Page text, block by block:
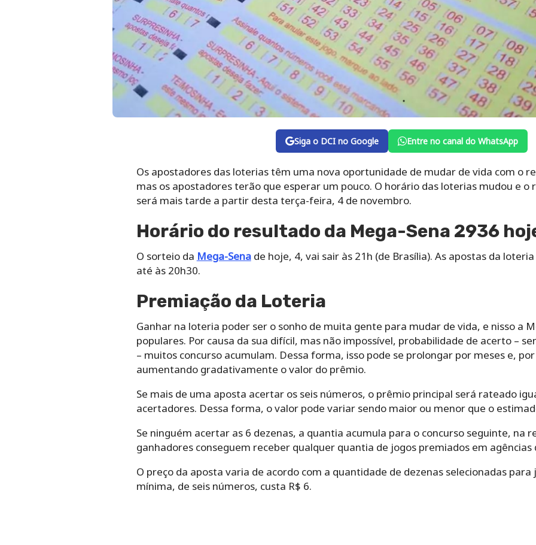
Siga o DCI no Google Entre no canal do WhatsApp
Os apostadores das loterias têm uma nova oportunidade de mudar de vida com o
mas os apostadores terão que esperar um pouco. O horário das loterias mudou e o
será mais tarde a partir desta terça-feira, 4 de novembro.
Horário do resultado da Mega-Sena 2936
O sorteio da Mega-Senade hoje, 4, vai sair às 21h (de Brasília). As apostas da
até às 20h30.
Premiação da Loteria
Ganhar na loteria poder ser o sonho de muita gente para mudar de vida, e nisso a
populares. Por causa da sua difícil, mas não impossível, probabilidade de acerto –
– muitos concurso acumulam. Dessa forma, isso pode se prolongar por meses e,
aumentando gradativamente o valor do prêmio.
Se mais de uma aposta acertar os seis números, o prêmio principal será rateado
acertadores. Dessa forma, o valor pode variar sendo maior ou menor que o
Se ninguém acertar as 6 dezenas, a quantia acumula para o concurso seguinte, na
ganhadores conseguem receber qualquer quantia de jogos premiados em agências
O preço da aposta varia de acordo com a quantidade de dezenas selecionadas
mínima, de seis números, custa R$ 6.